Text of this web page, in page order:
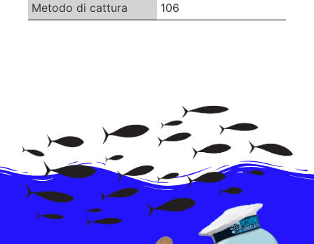
Metodo di cattura
106